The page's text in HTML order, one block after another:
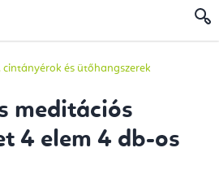
cintányérok és ütőhangszerek
meditációs
4 elem 4 db-os